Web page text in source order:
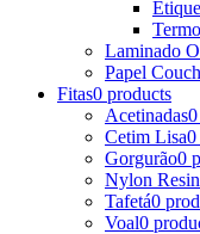
Laminado
Papel
Fitas0 products
Acetinadas
Cetim Lisa0
Gorgurão0
Nylon
Tafetá0
Voal0